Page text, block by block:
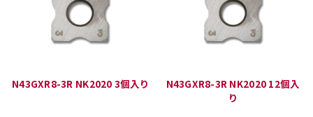
N43GXR8-3R NK2020 3個入り
N43GXR8-3R NK2020 12個入
り